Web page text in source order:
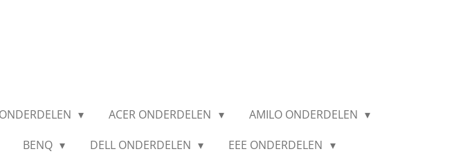
ACER ONDERDELEN
AMILO ONDERDELEN
BENQ DELL ONDERDELEN
EEE ONDERDELEN